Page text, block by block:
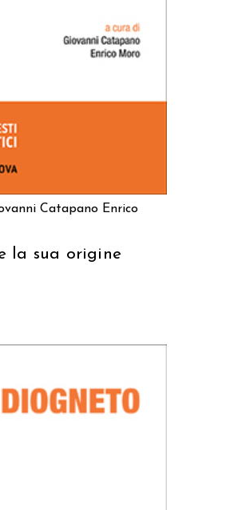
Catapano Enrico
la sua origine